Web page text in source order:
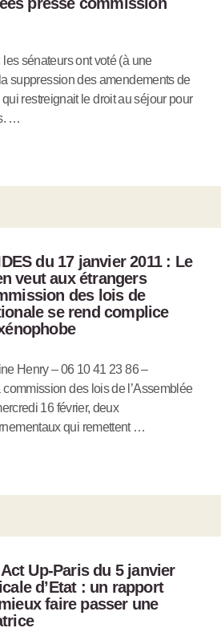
les sénateurs ont voté (à une
suppression des amendements de
qui restreignait le droit au séjour pour
…
du 17 janvier 2011 : Le
veut aux étrangers
des lois de
se rend complice
Henry – 06 10 41 23 86 –
des lois de l’Assemblée
16 février, deux
qui remettent …
Up-Paris du 5 janvier
d’Etat : un rapport
faire passer une